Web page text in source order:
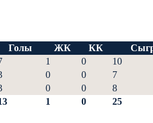
Голы ЖК КК
1 0
10
0 0
7
0 0
8
1 0 25